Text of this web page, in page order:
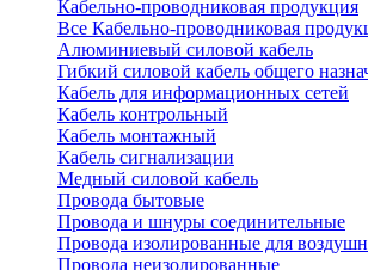
Кабельно-проводниковая продукция
Все Кабельно-проводниковая
Алюминиевый силовой кабель
Гибкий силовой кабель общего
Кабель для информационных сетей
Кабель контрольный
Кабель монтажный
Кабель сигнализации
Медный силовой кабель
Провода бытовые
Провода и шнуры соединительные
Провода изолированные для
Провода неизолированные